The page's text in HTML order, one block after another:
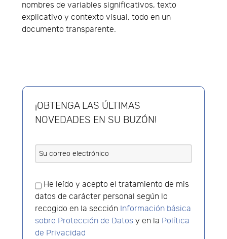
nombres de variables significativos, texto
explicativo y contexto visual, todo en un
documento transparente.
¡OBTENGA LAS ÚLTIMAS
NOVEDADES EN SU BUZÓN!
He leído y acepto el tratamiento de mis
datos de carácter personal según lo
recogido en la sección Información básica
sobre Protección de Datos y en la Política
de Privacidad